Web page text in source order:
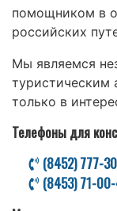
помощником в
российских
Мы являемся
туристическим
только в
Телефоны для
(8452) 777-
(8453) 71-